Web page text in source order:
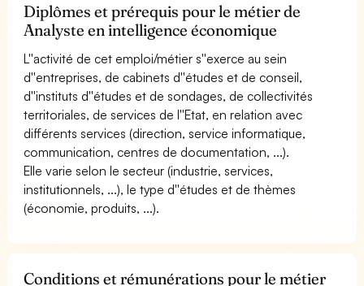
Diplômes et prérequis pour le métier de
Analyste en intelligence économique
L''activité de cet emploi/métier s''exerce au sein
d''entreprises, de cabinets d''études et de conseil,
d''instituts d''études et de sondages, de collectivités
territoriales, de services de l''Etat, en relation avec
différents services (direction, service informatique,
communication, centres de documentation, ...).
Elle varie selon le secteur (industrie, services,
institutionnels, ...), le type d''études et de thèmes
(économie, produits, ...).
Conditions et rémunérations pour le métier